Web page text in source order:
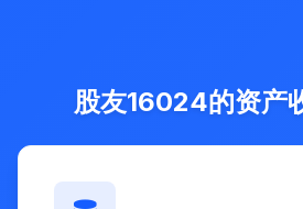
股友16024的资产